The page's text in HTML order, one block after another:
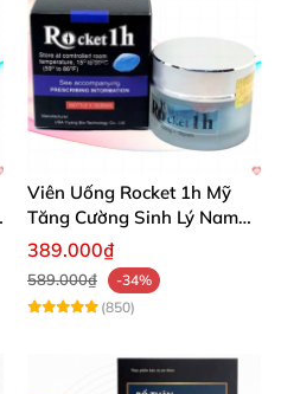
Viên Uống Rocket 1h Mỹ
Tăng Cường Sinh Lý Nam
Hỗ Trợ Mạnh
389.000₫
589.000₫
-34%
(850)